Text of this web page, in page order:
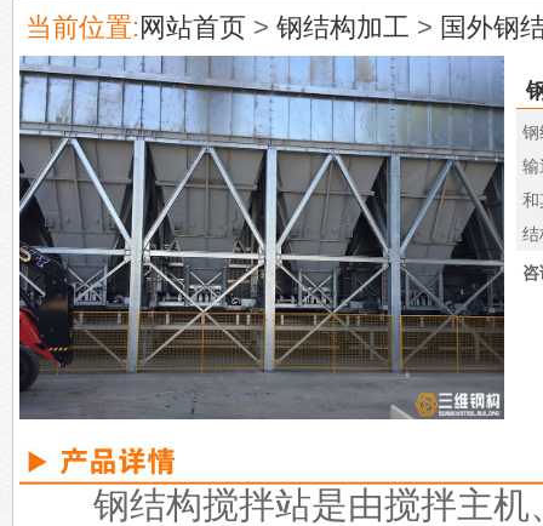
当前位置:网站首页 > 钢结构加工 > 国外钢
钢
输
和
结
钢结构搅拌站是由搅拌主机